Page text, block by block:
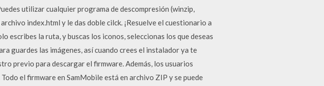
utilizar cualquier programa de descompresión (winzip,
index.html y le das doble cilck. ¡Resuelve el cuestionario a
escribes la ruta, y buscas los iconos, seleccionas los que deseas
guardes las imágenes, así cuando crees el instalador ya te
previo para descargar el firmware. Además, los usuarios
el firmware en SamMobile está en archivo ZIP y se puede